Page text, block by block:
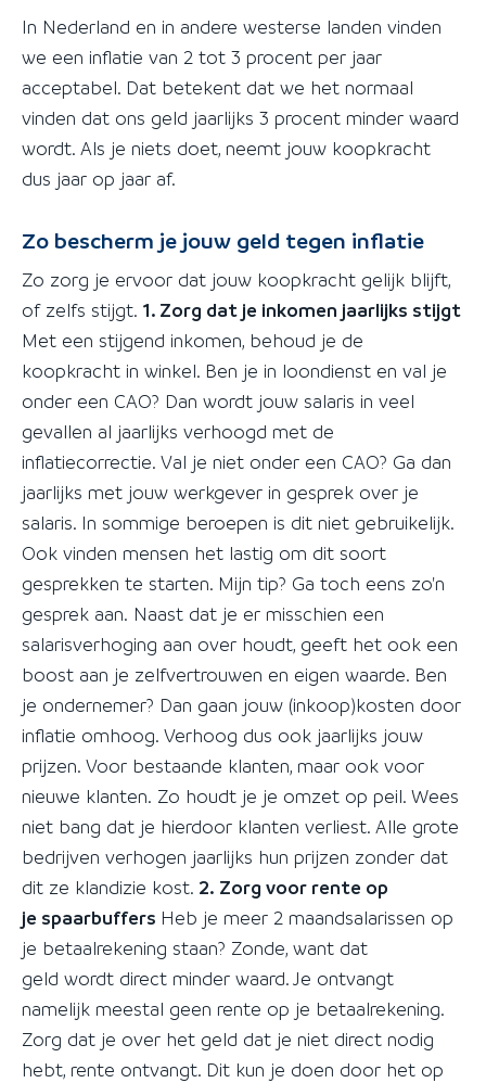
In Nederland en in andere westerse landen vinden
we een inflatie van 2 tot 3 procent per jaar
acceptabel. Dat betekent dat we het normaal
vinden dat ons geld jaarlijks 3 procent minder waard
wordt. Als je niets doet, neemt jouw koopkracht
dus jaar op jaar af.
Zo bescherm je jouw geld tegen inflatie
Zo zorg je ervoor dat jouw koopkracht gelijk blijft,
of zelfs stijgt. 1. Zorg dat je inkomen jaarlijks stijgt
Met een stijgend inkomen, behoud je de
koopkracht in winkel. Ben je in loondienst en val je
onder een CAO? Dan wordt jouw salaris in veel
gevallen al jaarlijks verhoogd met de
inflatiecorrectie. Val je niet onder een CAO? Ga dan
jaarlijks met jouw werkgever in gesprek over je
salaris. In sommige beroepen is dit niet gebruikelijk.
Ook vinden mensen het lastig om dit soort
gesprekken te starten. Mijn tip? Ga toch eens zo'n
gesprek aan. Naast dat je er misschien een
salarisverhoging aan over houdt, geeft het ook een
boost aan je zelfvertrouwen en eigen waarde. Ben
je ondernemer? Dan gaan jouw (inkoop)kosten door
inflatie omhoog. Verhoog dus ook jaarlijks jouw
prijzen. Voor bestaande klanten, maar ook voor
nieuwe klanten. Zo houdt je je omzet op peil. Wees
niet bang dat je hierdoor klanten verliest. Alle grote
bedrijven verhogen jaarlijks hun prijzen zonder dat
dit ze klandizie kost. 2. Zorg voor rente op
je spaarbuffers Heb je meer 2 maandsalarissen op
je betaalrekening staan? Zonde, want dat
geld wordt direct minder waard. Je ontvangt
namelijk meestal geen rente op je betaalrekening.
Zorg dat je over het geld dat je niet direct nodig
hebt, rente ontvangt. Dit kun je doen door het op